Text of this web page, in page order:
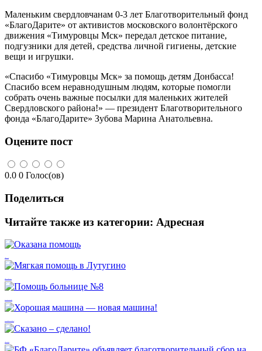
Маленьким свердловчанам 0-3 лет Благотворительный фонд
«БлагоДарите» от активистов московского волонтёрского
движения «Тимуровцы Мск» передал детское питание,
подгузники для детей, средства личной гигиены, детские
вещи и игрушки.
«Спасибо «Тимуровцы Мск» за помощь детям Донбасса!
Спасибо всем неравнодушным людям, которые помогли
собрать очень важные посылки для маленьких жителей
Свердловского района!» — президент Благотворительного
фонда «БлагоДарите» Зубова Марина Анатольевна.
Оцените пост
0.0 0 Голос(ов)
Поделиться
Читайте также из категории: Адресная